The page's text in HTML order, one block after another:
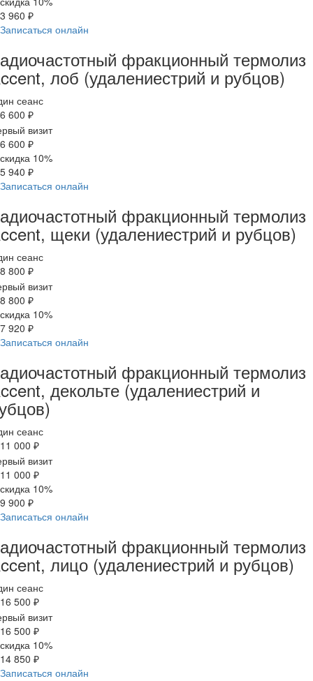
3 960 ₽
Записаться онлайн
фракционный термолиз
лоб (удалениестрий и рубцов)
сеанс
6 600 ₽
визит
6 600 ₽
скидка 10%
5 940 ₽
Записаться онлайн
фракционный термолиз
щеки (удалениестрий и рубцов)
сеанс
8 800 ₽
визит
8 800 ₽
скидка 10%
7 920 ₽
Записаться онлайн
фракционный термолиз
декольте (удалениестрий и
сеанс
11 000 ₽
визит
11 000 ₽
скидка 10%
9 900 ₽
Записаться онлайн
фракционный термолиз
лицо (удалениестрий и рубцов)
сеанс
16 500 ₽
визит
16 500 ₽
скидка 10%
14 850 ₽
Записаться онлайн